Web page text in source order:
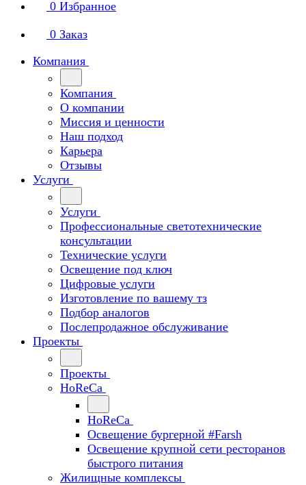
0 Избранное
0 Заказ
Компания
Компания
О компании
Миссия и ценности
Наш подход
Карьера
Отзывы
Услуги
Услуги
Профессиональные светотехнические
консультации
Технические услуги
Освещение под ключ
Цифровые услуги
Изготовление по вашему тз
Подбор аналогов
Послепродажное обслуживание
Проекты
Проекты
HoReCa
HoReCa
Освещение бургерной #Farsh
Освещение крупной сети ресторанов
быстрого питания
Жилищные комплексы